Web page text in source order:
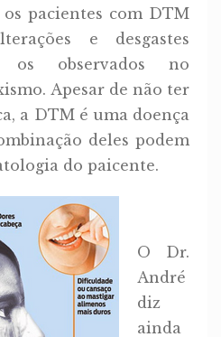
pacientes com DTM
e desgastes
os observados no
Apesar de não ter
a DTM é uma doença
deles podem
do paicente.
O Dr.
André
diz
ainda